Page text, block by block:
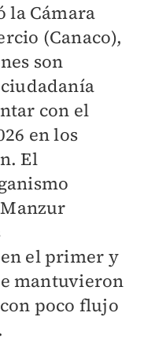
la Cámara
(Canaco),
son
con el
en los
El
el primer y
mantuvieron
poco flujo